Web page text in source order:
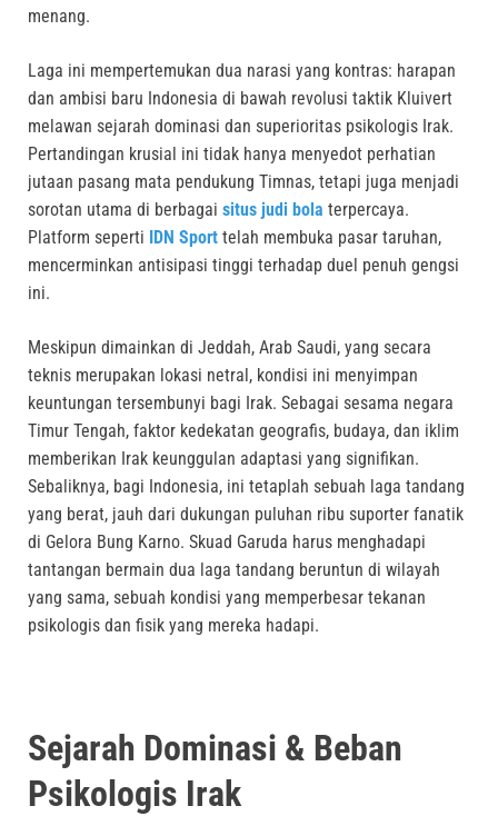
menang.
Laga ini mempertemukan dua narasi yang kontras: harapan
dan ambisi baru Indonesia di bawah revolusi taktik Kluivert
melawan sejarah dominasi dan superioritas psikologis Irak.
Pertandingan krusial ini tidak hanya menyedot perhatian
jutaan pasang mata pendukung Timnas, tetapi juga menjadi
sorotan utama di berbagai situs judi bola terpercaya.
Platform seperti IDN Sport telah membuka pasar taruhan,
mencerminkan antisipasi tinggi terhadap duel penuh gengsi
ini.
Meskipun dimainkan di Jeddah, Arab Saudi, yang secara
teknis merupakan lokasi netral, kondisi ini menyimpan
keuntungan tersembunyi bagi Irak. Sebagai sesama negara
Timur Tengah, faktor kedekatan geografis, budaya, dan iklim
memberikan Irak keunggulan adaptasi yang signifikan.
Sebaliknya, bagi Indonesia, ini tetaplah sebuah laga tandang
yang berat, jauh dari dukungan puluhan ribu suporter fanatik
di Gelora Bung Karno. Skuad Garuda harus menghadapi
tantangan bermain dua laga tandang beruntun di wilayah
yang sama, sebuah kondisi yang memperbesar tekanan
psikologis dan fisik yang mereka hadapi.
Sejarah Dominasi & Beban
Psikologis Irak